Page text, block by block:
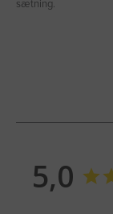
sætning.
5,0